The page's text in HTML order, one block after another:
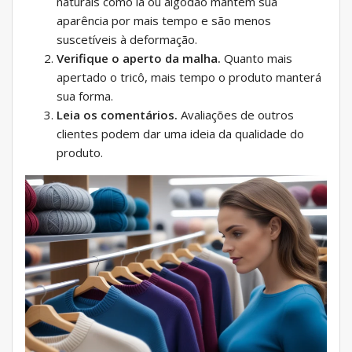
aparência por mais tempo e são menos
suscetíveis à deformação.
Verifique o aperto da malha. Quanto mais
apertado o tricô, mais tempo o produto manterá
sua forma.
Leia os comentários. Avaliações de outros
clientes podem dar uma ideia da qualidade do
produto.